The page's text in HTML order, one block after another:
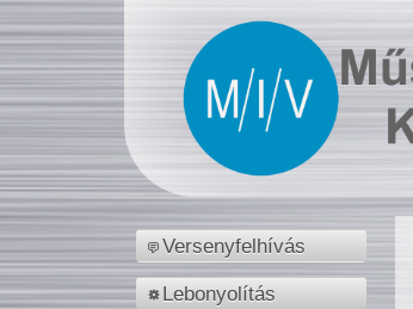
Versenyfelhívás
Lebonyolítás